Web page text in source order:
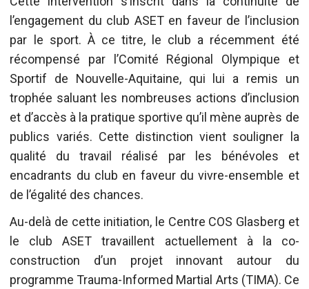
l’engagement du club ASET en faveur de l’inclusion
par le sport. À ce titre, le club a récemment été
récompensé par l’Comité Régional Olympique et
Sportif de Nouvelle-Aquitaine, qui lui a remis un
trophée saluant les nombreuses actions d’inclusion
et d’accès à la pratique sportive qu’il mène auprès de
publics variés. Cette distinction vient souligner la
qualité du travail réalisé par les bénévoles et
encadrants du club en faveur du vivre-ensemble et
de l’égalité des chances.
Au-delà de cette initiation, le Centre COS Glasberg et
le club ASET travaillent actuellement à la co-
construction d’un projet innovant autour du
programme Trauma-Informed Martial Arts (TIMA). Ce